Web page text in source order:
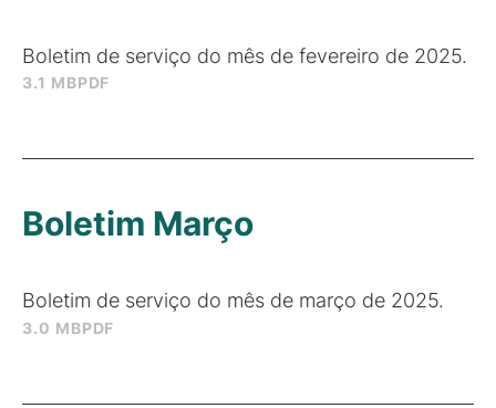
3.1 MBPDF
Boletim de serviço do mês de fevereiro de 2025.
3.0 MBPDF
Boletim Março
Boletim de serviço do mês de março de 2025.